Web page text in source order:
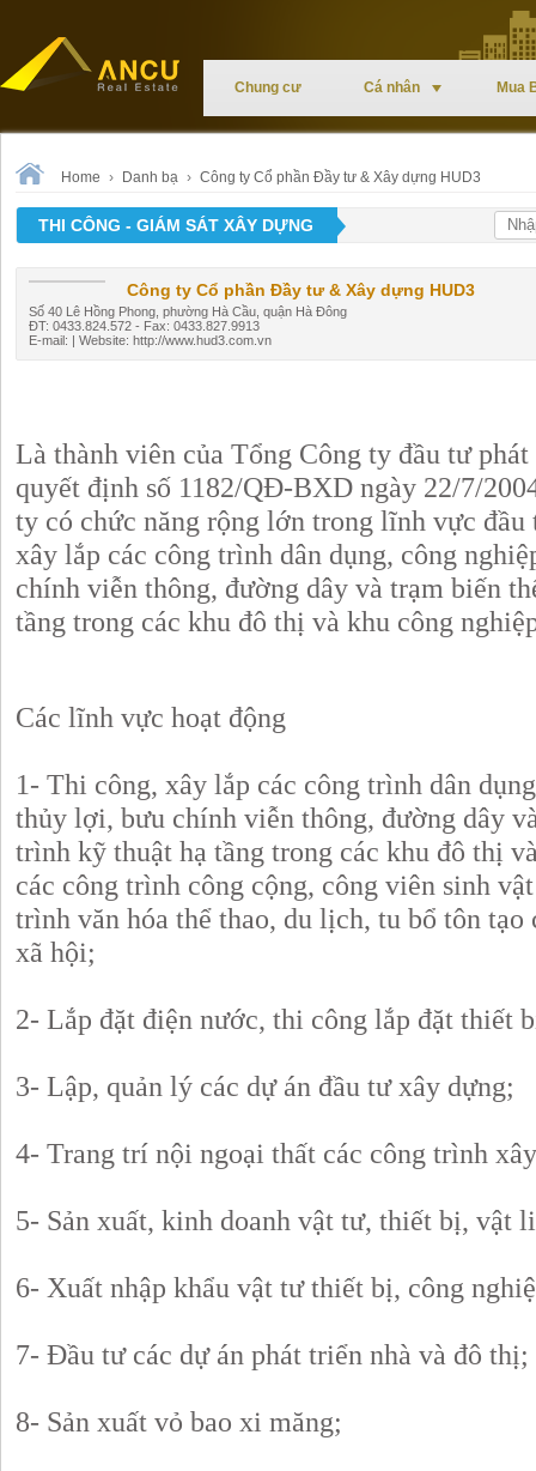
Chung cư Cá nhân Mua
Home › Danh bạ › Công ty Cổ phần Đầy tư & Xây dựng HUD3
THI CÔNG - GIÁM SÁT XÂY DỰNG
Công ty Cổ phần Đầy tư & Xây dựng HUD3
Số 40 Lê Hồng Phong, phường Hà Cầu, quận Hà Đông
ĐT: 0433.824.572 - Fax: 0433.827.9913
E-mail: | Website: http://www.hud3.com.vn
Là thành viên của Tổng Công ty đầu tư
quyết định số 1182/QĐ-BXD ngày 22/7/
ty có chức năng rộng lớn trong lĩnh vực
xây lắp các công trình dân dụng, công
chính viễn thông, đường dây và trạm biến
tầng trong các khu đô thị và khu công
Các lĩnh vực hoạt động
1- Thi công, xây lắp các công trình dân
thủy lợi, bưu chính viễn thông, đường dây
trình kỹ thuật hạ tầng trong các khu đô thị
các công trình công cộng, công viên sinh
trình văn hóa thể thao, du lịch, tu bổ tôn
xã hội;
2- Lắp đặt điện nước, thi công lắp đặt thiết
3- Lập, quản lý các dự án đầu tư xây dựng;
4- Trang trí nội ngoại thất các công trình
5- Sản xuất, kinh doanh vật tư, thiết bị, vật
6- Xuất nhập khẩu vật tư thiết bị, công
7- Đầu tư các dự án phát triển nhà và đô thị;
8- Sản xuất vỏ bao xi măng;